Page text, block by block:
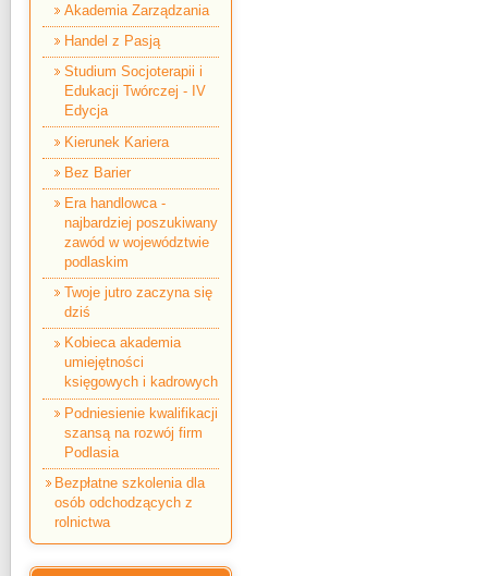
Akademia Zarządzania
Handel z Pasją
Studium Socjoterapii i
Edukacji Twórczej - IV
Edycja
Kierunek Kariera
Bez Barier
Era handlowca -
najbardziej poszukiwany
zawód w województwie
podlaskim
Twoje jutro zaczyna się
dziś
Kobieca akademia
umiejętności
księgowych i kadrowych
Podniesienie kwalifikacji
szansą na rozwój firm
Podlasia
Bezpłatne szkolenia dla
osób odchodzących z
rolnictwa